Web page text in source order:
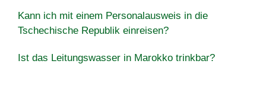
Kann ich mit einem Personalausweis in die
Tschechische Republik einreisen?
Ist das Leitungswasser in Marokko trinkbar?